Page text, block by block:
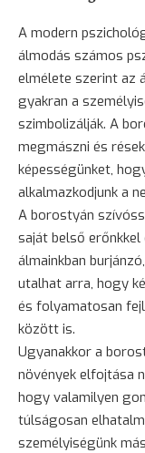
A modern
álmodás számos
elmélete szerint az
gyakran a
szimbolizálják. A
megmászni és
képességünket,
alkalmazkodjunk a
A borostyán
saját belső erőnkkel
álmainkban
utalhat arra, hogy
és folyamatosan
között is.
Ugyanakkor a
növények elfojtása
hogy valamilyen
túlságosan
személyiségünk